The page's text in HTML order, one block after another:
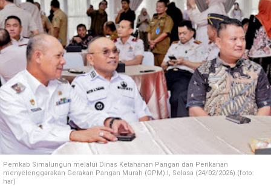
Pemkab Simalungun melalui Dinas Ketahanan Pangan dan Perikanan
menyelenggarakan Gerakan Pangan Murah (GPM).l, Selasa (24/02/2026).(foto:
har)